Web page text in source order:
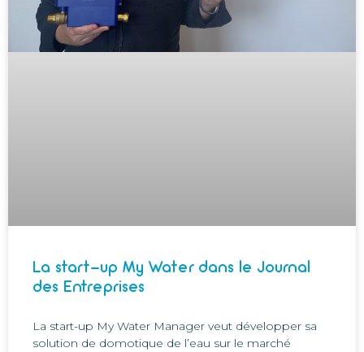
La start-up My Water dans le Journal
des Entreprises
La start-up My Water Manager veut développer sa
solution de domotique de l’eau sur le marché